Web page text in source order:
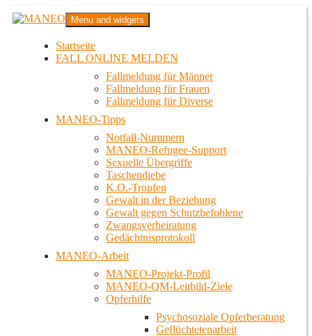
Zum
InhaltMANEO
Das schwule Anti-Gewalt-Projekt in Berlin
Menu and widgets
Startseite
FALL ONLINE MELDEN
Fallmeldung für Männer
Fallmeldung für Frauen
Fallmeldung für Diverse
MANEO-Tipps
Notfall-Nummern
MANEO-Refugee-Support
Sexuelle Übergriffe
Taschendiebe
K.O.-Tropfen
Gewalt in der Beziehung
Gewalt gegen Schutzbefohlene
Zwangsverheiratung
Gedächtnisprotokoll
MANEO-Arbeit
MANEO-Projekt-Profil
MANEO-QM-Leitbild-Ziele
Opferhilfe
Psychosoziale Opferberatung
Geflüchtetenarbeit